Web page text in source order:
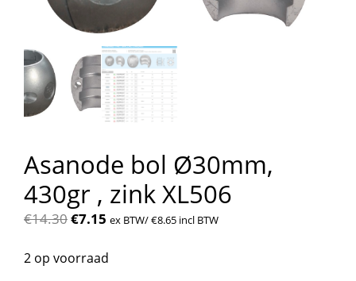
Asanode bol Ø30mm,
430gr , zink XL506
€14.30Oorspronkelijke
was:
€7.15 Huidige
is:
ex BTW/€8.65 incl BTW
2 op voorraad